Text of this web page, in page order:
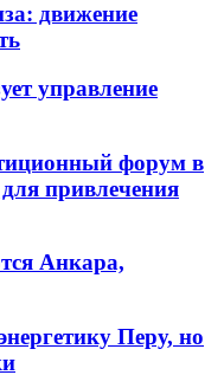
движение
управление
форум в
привлечения
Анкара,
Перу, но